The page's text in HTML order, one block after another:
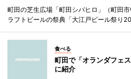
町田の芝生広場「町田シバヒロ」（町田
ラフトビールの祭典「大江戸ビール祭り
食べる
町田で「オランダフェ
に紹介